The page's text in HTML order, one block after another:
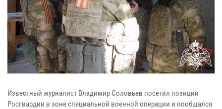
Известный журналист Владимир Соловьев посетил позиции
Росгвардии в зоне специальной военной операции и пообщался